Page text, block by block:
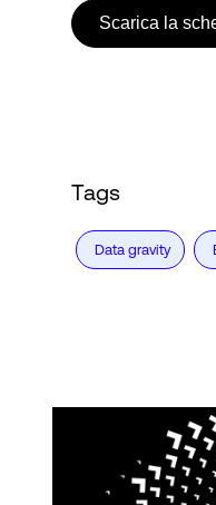
Scarica la
Tags
Data gravity